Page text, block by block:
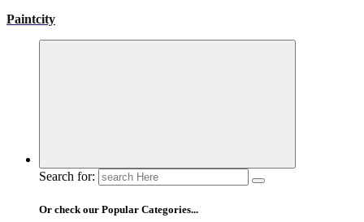
Paintcity
Search for:
Or check our Popular Categories...